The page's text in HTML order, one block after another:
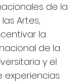
de la
Artes,
la
de la
y el
experiencias